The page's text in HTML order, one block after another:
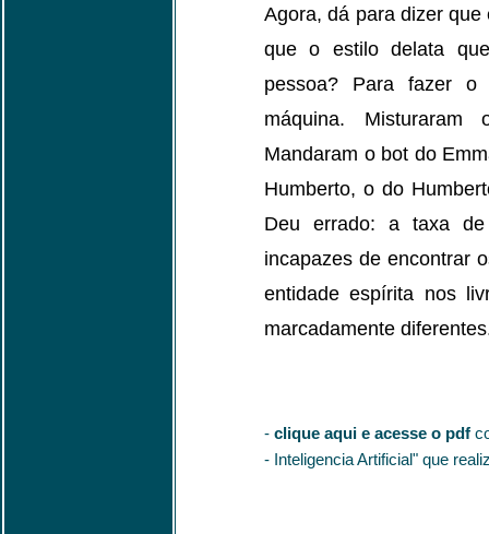
Agora, dá para dizer
que o estilo delata
pessoa? Para fazer o
máquina.
Mandaram o bot do
Humberto, o do
Deu errado: a taxa
incapazes de encontrar
entidade espírita nos
marcadamente
- clique aqui e acesse o pdf
- Inteligencia Artificial" que